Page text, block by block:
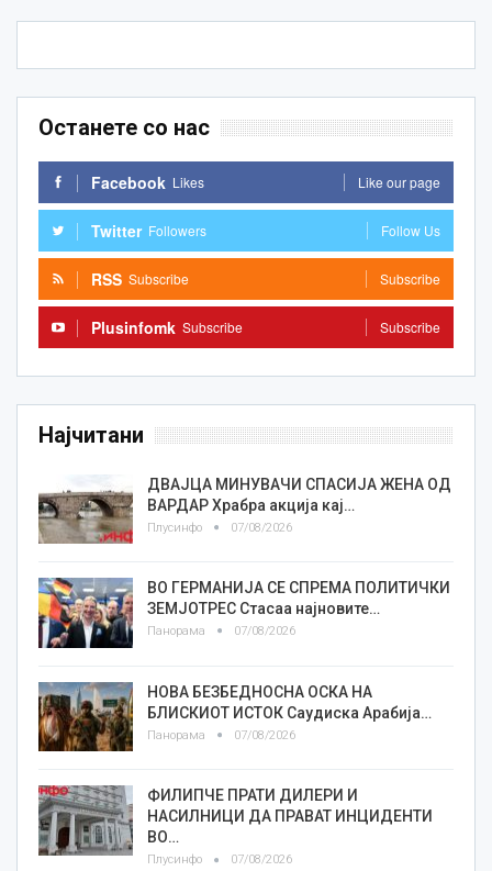
Останете со нас
Facebook Likes Like our page
Twitter Followers Follow Us
RSS Subscribe Subscribe
Plusinfomk Subscribe Subscribe
Најчитани
ДВАЈЦА МИНУВАЧИ СПАСИЈА ЖЕНА ОД
ВАРДАР Храбра акција кај…
Плусинфо 07/08/2026
ВО ГЕРМАНИЈА СЕ СПРЕМА ПОЛИТИЧКИ
ЗЕМЈОТРЕС Стасаа најновите…
Панорама 07/08/2026
НОВА БЕЗБЕДНОСНА ОСКА НА
БЛИСКИОТ ИСТОК Саудиска Арабија…
Панорама 07/08/2026
ФИЛИПЧЕ ПРАТИ ДИЛЕРИ И
НАСИЛНИЦИ ДА ПРАВАТ ИНЦИДЕНТИ
ВО…
Плусинфо 07/08/2026